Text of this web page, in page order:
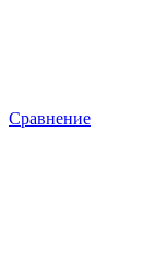
Сравнение